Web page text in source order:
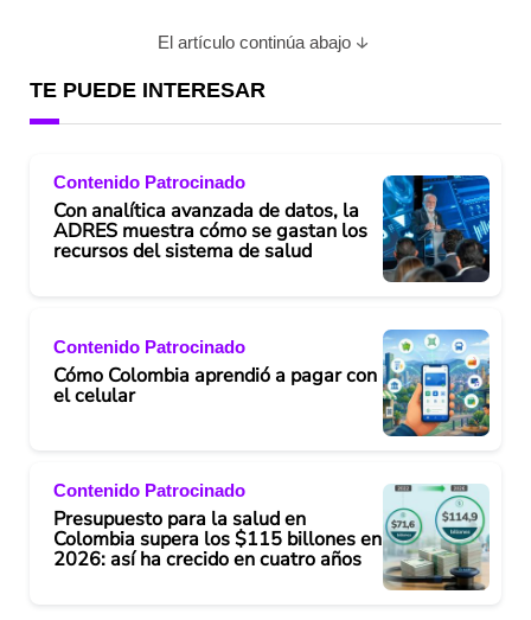
El artículo continúa abajo
TE PUEDE INTERESAR
Contenido Patrocinado
Con analítica avanzada de datos, la
ADRES muestra cómo se gastan los
recursos del sistema de salud
Contenido Patrocinado
Cómo Colombia aprendió a pagar con
el celular
Contenido Patrocinado
Presupuesto para la salud en
Colombia supera los $115 billones en
2026: así ha crecido en cuatro años